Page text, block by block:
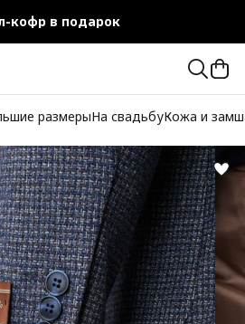
кофр в подарок
при заказе от 10 000 руб.
размерыНа свадьбуКожа и